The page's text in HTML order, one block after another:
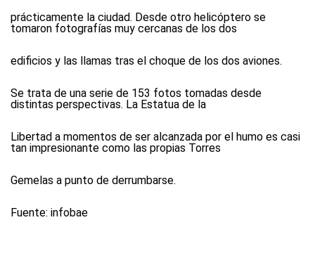
prácticamente la ciudad. Desde otro helicóptero se
tomaron fotografías muy cercanas de los dos
edificios y las llamas tras el choque de los dos aviones.
Se trata de una serie de 153 fotos tomadas desde
distintas perspectivas. La Estatua de la
Libertad a momentos de ser alcanzada por el humo es casi
tan impresionante como las propias Torres
Gemelas a punto de derrumbarse.
Fuente: infobae